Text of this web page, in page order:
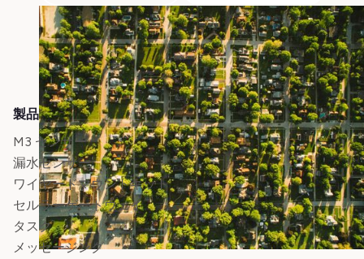
製品
M3 センサー
漏水センサー
ワイヤードマウントキット
セルラーゲートウェイ
タスク
メッセージング